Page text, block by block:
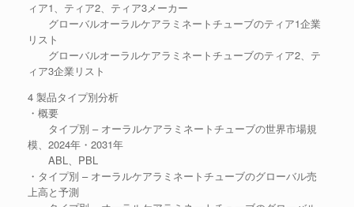
ィア1、ティア2、ティア3メーカー
グローバルオーラルケアラミネートチューブのティア1企業
リスト
グローバルオーラルケアラミネートチューブのティア2、テ
ィア3企業リスト
4 製品タイプ別分析
・概要
タイプ別 – オーラルケアラミネートチューブの世界市場規
模、2024年・2031年
ABL、PBL
・タイプ別 – オーラルケアラミネートチューブのグローバル売
上高と予測